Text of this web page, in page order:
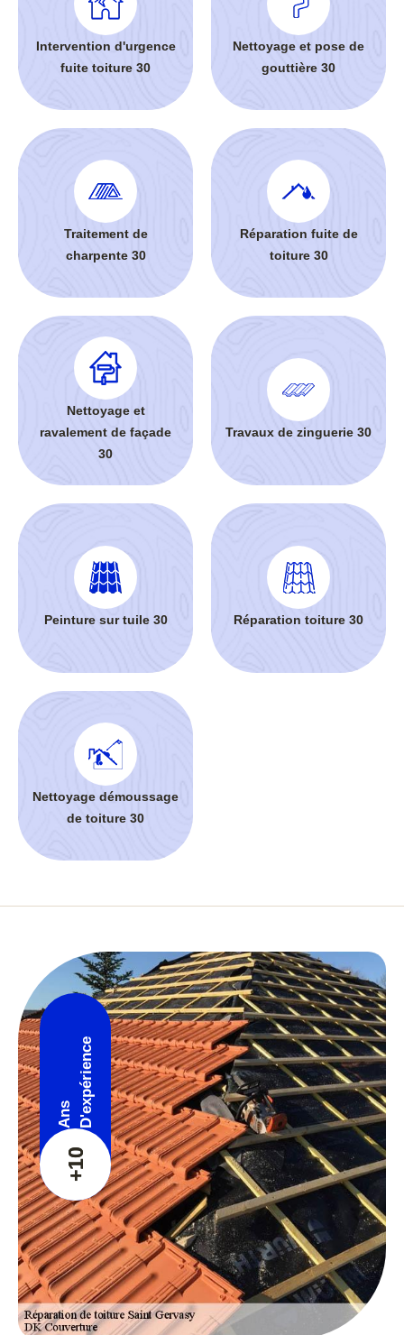
Intervention d'urgence
fuite toiture 30
Nettoyage et pose de
gouttière 30
Traitement de
charpente 30
Réparation fuite de
toiture 30
Nettoyage et
ravalement de façade
30
Travaux de zinguerie 30
Peinture sur tuile 30 Réparation toiture 30
Nettoyage démoussage
de toiture 30
+10
Ans D'expérience